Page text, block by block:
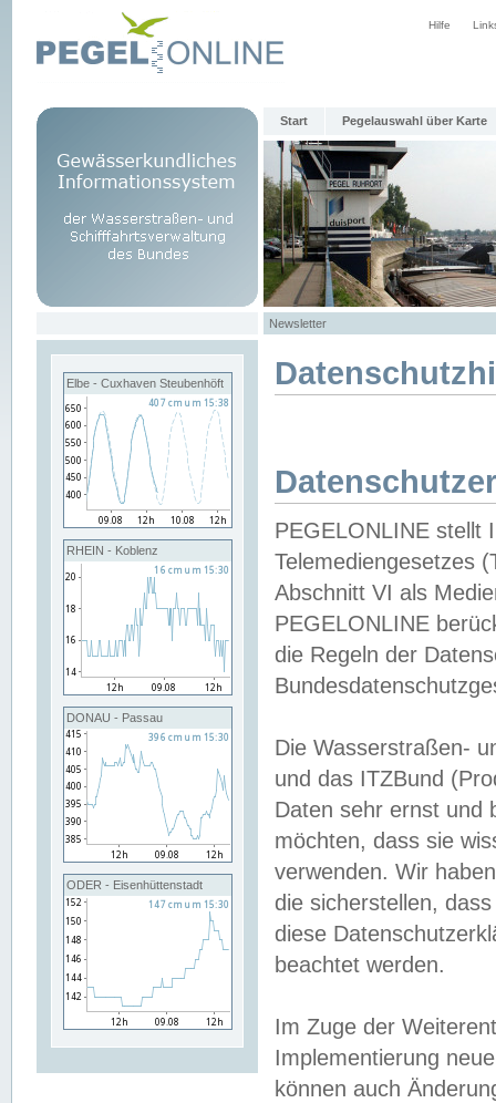
Hilfe
Start Pegelauswahl über Karte
Newsletter
Elbe - Cuxhaven Steubenhöft
RHEIN - Koblenz
DONAU - Passau
ODER - Eisenhüttenstadt
PEGELONLINE stellt
Telemediengesetzes
Abschnitt VI als
PEGELONLINE
die Regeln der
Die Wasserstraßen-
und das ITZBund
Daten sehr ernst und
möchten, dass sie
verwenden. Wir
die sicherstellen,
diese
beachtet werden.
Im Zuge der
Implementierung
können auch